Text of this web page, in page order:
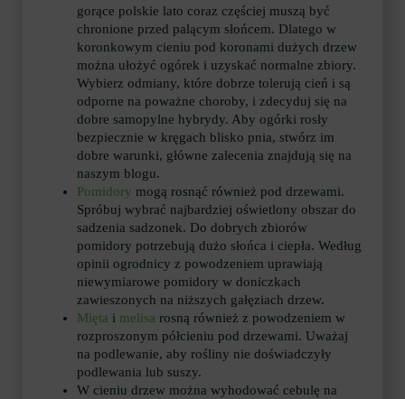
gorące polskie lato coraz częściej muszą być
chronione przed palącym słońcem. Dlatego w
koronkowym cieniu pod koronami dużych drzew
można ułożyć ogórek i uzyskać normalne zbiory.
Wybierz odmiany, które dobrze tolerują cień i są
odporne na poważne choroby, i zdecyduj się na
dobre samopylne hybrydy. Aby ogórki rosły
bezpiecznie w kręgach blisko pnia, stwórz im
dobre warunki, główne zalecenia znajdują się na
naszym blogu.
Pomidory mogą rosnąć również pod drzewami.
Spróbuj wybrać najbardziej oświetlony obszar do
sadzenia sadzonek. Do dobrych zbiorów
pomidory potrzebują dużo słońca i ciepła. Według
opinii ogrodnicy z powodzeniem uprawiają
niewymiarowe pomidory w doniczkach
zawieszonych na niższych gałęziach drzew.
Mięta i melisa rosną również z powodzeniem w
rozproszonym półcieniu pod drzewami. Uważaj
na podlewanie, aby rośliny nie doświadczyły
podlewania lub suszy.
W cieniu drzew można wyhodować cebulę na